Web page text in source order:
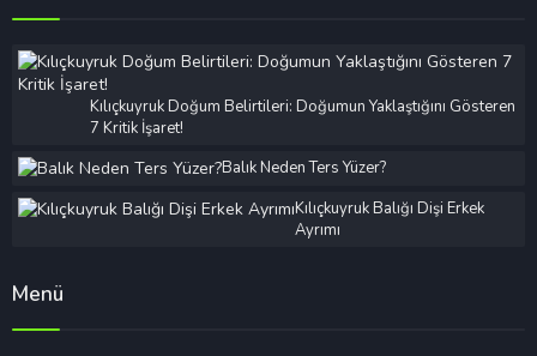
Kılıçkuyruk Doğum Belirtileri: Doğumun Yaklaştığını Gösteren
7 Kritik İşaret!
Balık Neden Ters Yüzer?
Kılıçkuyruk Balığı Dişi Erkek
Ayrımı
Menü